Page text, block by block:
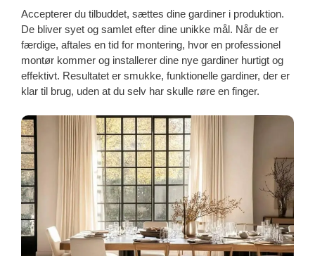
Accepterer du tilbuddet, sættes dine gardiner i produktion.
De bliver syet og samlet efter dine unikke mål. Når de er
færdige, aftales en tid for montering, hvor en professionel
montør kommer og installerer dine nye gardiner hurtigt og
effektivt. Resultatet er smukke, funktionelle gardiner, der er
klar til brug, uden at du selv har skulle røre en finger.